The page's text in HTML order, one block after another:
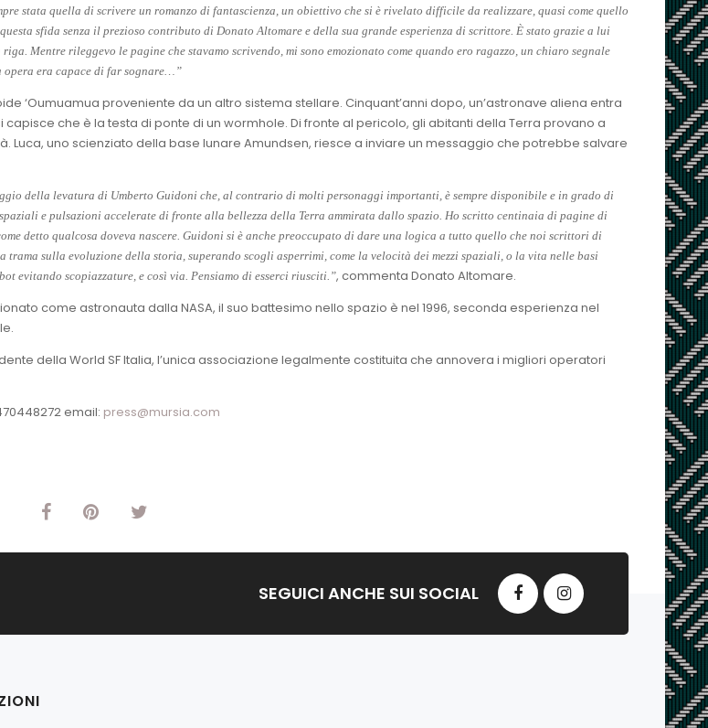
stata quella di scrivere un romanzo di fantascienza, un obiettivo che si è rivelato difficile da realizzare, quasi come quello
sfida senza il prezioso contributo di Donato Altomare e della sua grande esperienza di scrittore. È stato grazie a lui
Mentre rileggevo le pagine che stavamo scrivendo, mi sono emozionato come quando ero ragazzo, un chiaro segnale
era capace di far sognare…”
‘Oumuamua proveniente da un altro sistema stellare. Cinquant’anni dopo, un’astronave aliena entra
che è la testa di ponte di un wormhole. Di fronte al pericolo, gli abitanti della Terra provano a
uno scienziato della base lunare Amundsen, riesce a inviare un messaggio che potrebbe salvare
della levatura di Umberto Guidoni che, al contrario di molti personaggi importanti, è sempre disponibile e in grado di
e pulsazioni accelerate di fronte alla bellezza della Terra ammirata dallo spazio. Ho scritto centinaia di pagine di
detto qualcosa doveva nascere. Guidoni si è anche preoccupato di dare una logica a tutto quello che noi scrittori di
trama sulla evoluzione della storia, superando scogli asperrimi, come la velocità dei mezzi spaziali, o la vita nelle basi
evitando scopiazzature, e così via. Pensiamo di esserci riusciti.”, commenta Donato Altomare.
come astronauta dalla NASA, il suo battesimo nello spazio è nel 1996, seconda esperienza nel
della World SF Italia, l’unica associazione legalmente costituita che annovera i migliori operatori
email: press@mursia.com
SEGUICI ANCHE SUI SOCIAL